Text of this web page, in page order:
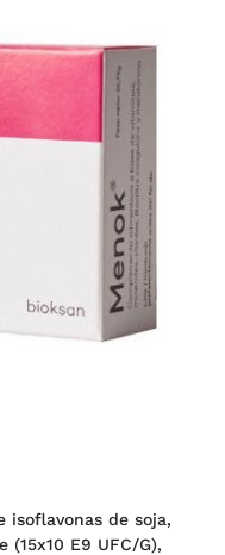
isoflavonas de soja,
(15x10 E9 UFC/G),